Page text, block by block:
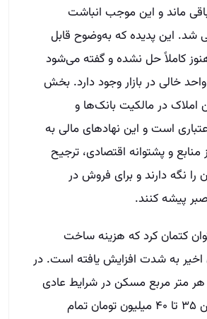
ماند و این موجب انباشت
شد. این پدیده که به‌وضوح قابل
کاملاً حل نشده و گفته می‌شود
خالی در بازار وجود دارد. بخش
املاک در مالکیت بانک‌ها و
است و این نهادهای مالی به
منابع و پشتوانه اقتصادی، ترجیح
را نگه دارند و برای فروش در
پیشه کنند.
کتمان کرد که هزینه ساخت
به شدت افزایش یافته است. در
هر متر مربع مسکن در شرایط عادی
– نه لوکس – بین ۳۵ تا ۴۰ میلیون تومان تمام